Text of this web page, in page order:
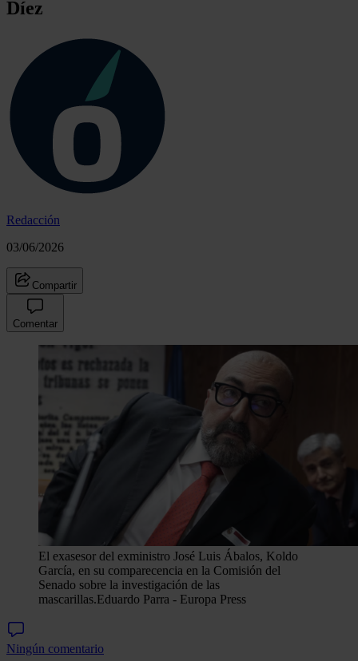
Díez
Redacción
03/06/2026
Compartir
Comentar
El exasesor del exministro José Luis Ábalos, Koldo
García, en su comparecencia en la Comisión del
Senado sobre la investigación de las
mascarillas.Eduardo Parra - Europa Press
Ningún comentario